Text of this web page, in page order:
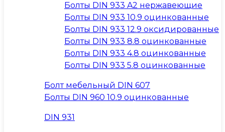
Болты DIN 933 A2 нержавеющие
Болты DIN 933 10.9 оцинкованные
Болты DIN 933 12.9 оксидированные
Болты DIN 933 8.8 оцинкованные
Болты DIN 933 4.8 оцинкованные
Болты DIN 933 5.8 оцинкованные
Болт мебельный DIN 607
Болты DIN 960 10.9 оцинкованные
DIN 931